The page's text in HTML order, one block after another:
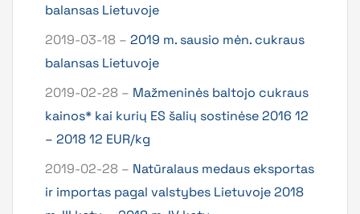
balansas Lietuvoje
2019-03-18 – 2019 m. sausio mėn. cukraus
balansas Lietuvoje
2019-02-28 – Mažmeninės baltojo cukraus
kainos* kai kurių ES šalių sostinėse 2016 12
– 2018 12 EUR/kg
2019-02-28 – Natūralaus medaus eksportas
ir importas pagal valstybes Lietuvoje 2018